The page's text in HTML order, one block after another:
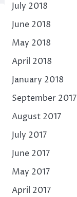
July 2018
June 2018
May 2018
April 2018
January 2018
September 2017
August 2017
July 2017
June 2017
May 2017
April 2017